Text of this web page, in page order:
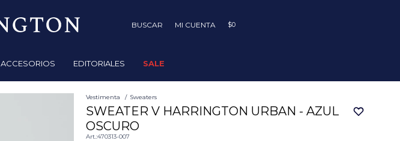
ACCESORIOS EDITORIALES SALE
$0
Vestimenta Sweaters
SWEATER V HARRINGTON URBAN - AZUL
OSCURO
470313-007